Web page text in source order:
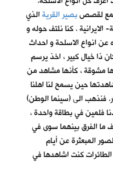
لقصصبصير القريةالذي
الايرانية . كنا نلتف حوله و
عن انواع الاسلحة و احداث
ذا خيال كبير ، اخذ يرسم
مشوقة ، كأنها مشاهد من
حين يسمح لنا اهلنا
فنذهب الى (سينما الوطن)
فلمين في بطاقة واحدة ،
ما الفرق بينهما سوى في
المبعثرة عن أيام
كنت اشاهدها في